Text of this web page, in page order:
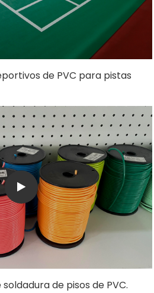
de PVC para pistas
de pisos de PVC.